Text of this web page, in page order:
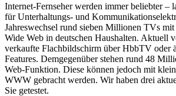
Internet-Fernseher werden immer beliebter –
für Unterhaltungs- und
Jahreswechsel rund sieben Millionen TVs
Wide Web in deutschen Haushalten. Aktuell
verkaufte Flachbildschirm über HbbTV oder
Features. Demgegenüber stehen rund 48
Web-Funktion. Diese können jedoch mit
WWW gebracht werden. Wir haben drei
Sie getestet.